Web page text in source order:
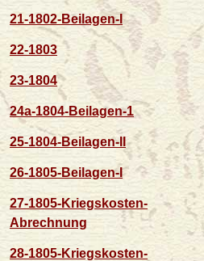
21-1802-Beilagen-I
22-1803
23-1804
24a-1804-Beilagen-1
25-1804-Beilagen-II
26-1805-Beilagen-I
27-1805-Kriegskosten-
Abrechnung
28-1805-Kriegskosten-